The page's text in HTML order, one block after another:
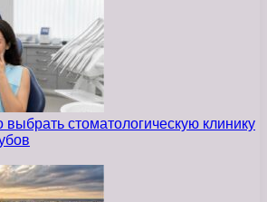
выбрать стоматологическую клинику